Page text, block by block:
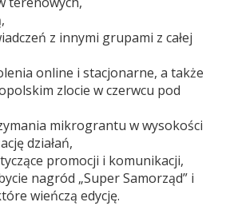
z innymi grupami z całej
online i stacjonarne, a także
zlocie w czerwcu pod
mikrograntu w wysokości
działań,
promocji i komunikacji,
nagród „Super Samorząd” i
wieńczą edycję.